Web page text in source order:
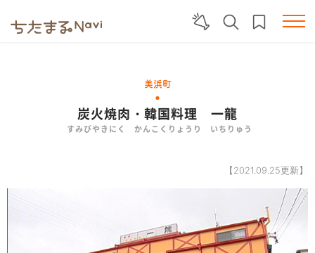
美浜町
炭火焼肉・韓国料理 一龍
すみびやきにく かんこくりょうり いちりゅう
【2021.09.25更新】